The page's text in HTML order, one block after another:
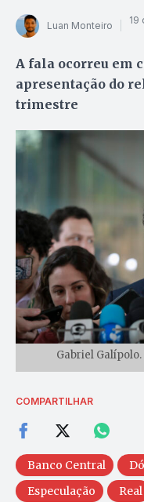
Luan Monteiro 19
A fala ocorreu em
apresentação do
trimestre
Gabriel
COMPARTILHAR
Banco Central
Especulação
Real